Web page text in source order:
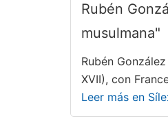
Rubén
musulmana"
Rubén
XVII), con
Leer más en